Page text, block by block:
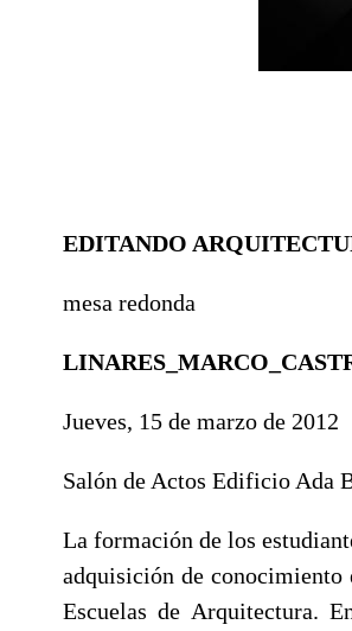
EDITANDO
mesa redonda
Jueves, 15 de marzo de 2012
Salón de Actos Edificio Ada
La formación de los
adquisición de conocimiento
Escuelas de Arquitectura.